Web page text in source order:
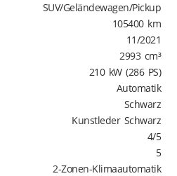
SUV/Geländewagen/Pickup
105400 km
11/2021
2993 cm³
210 kW (286 PS)
Automatik
Schwarz
Kunstleder Schwarz
4/5
5
2-Zonen-Klimaautomatik